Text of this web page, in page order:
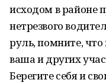
исходом в районе
нетрезвого
руль, помните, что
ваша и других
Берегите себя и